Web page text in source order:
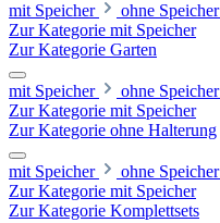
mit Speicher ohne Speicher
Zur Kategorie mit Speicher
Zur Kategorie Garten
mit Speicher ohne Speicher
Zur Kategorie mit Speicher
Zur Kategorie ohne Halterung
mit Speicher ohne Speicher
Zur Kategorie mit Speicher
Zur Kategorie Komplettsets